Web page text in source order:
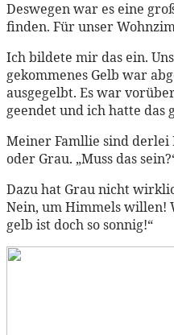
Deswegen war es eine
finden. Für unser
Ich bildete mir das ein.
gekommenes Gelb war
ausgegelbt. Es war
geendet und ich hatte das
Meiner Famllie sind derlei
oder Grau. „Muss das
Dazu hat Grau nicht
Nein, um Himmels willen!
gelb ist doch so sonnig!“